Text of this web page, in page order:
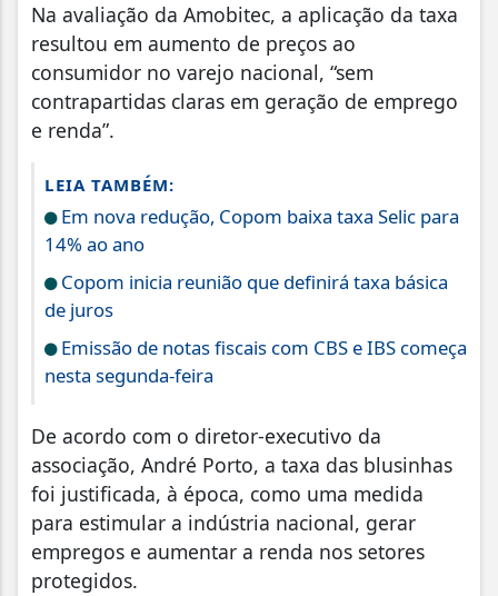
Na avaliação da Amobitec, a aplicação da taxa
resultou em aumento de preços ao
consumidor no varejo nacional, “sem
contrapartidas claras em geração de emprego
e renda”.
LEIA TAMBÉM:
Em nova redução, Copom baixa taxa Selic para
14% ao ano
Copom inicia reunião que definirá taxa básica
de juros
Emissão de notas fiscais com CBS e IBS começa
nesta segunda-feira
De acordo com o diretor-executivo da
associação, André Porto, a taxa das blusinhas
foi justificada, à época, como uma medida
para estimular a indústria nacional, gerar
empregos e aumentar a renda nos setores
protegidos.